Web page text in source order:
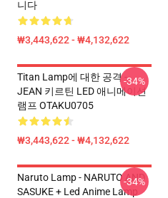
니다
₩3,443,622 - ₩4,132,622
Titan Lamp에 대한 공격 -
JEAN 키르틴 LED 애니메이션
램프 OTAKU0705
₩3,443,622 - ₩4,132,622
-34%
Naruto Lamp - NARUTO AND
SASUKE + Led Anime Lamp
-34%